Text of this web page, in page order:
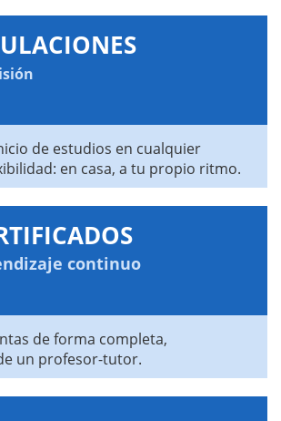
de estudios en cualquier
en casa, a tu propio ritmo.
continuo
de forma completa,
un profesor-tutor.